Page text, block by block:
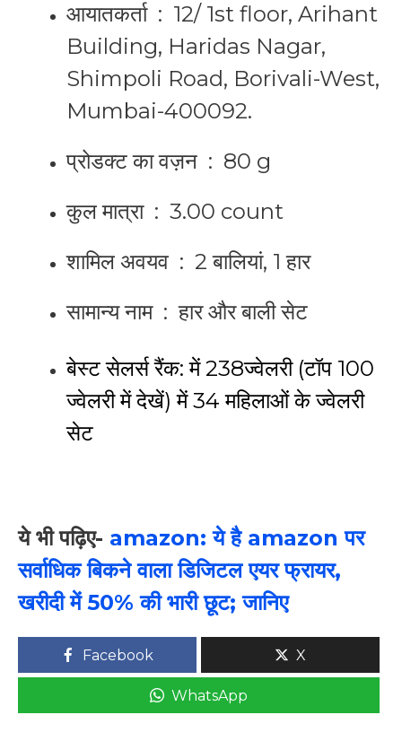
आयातकर्ता ‏ : ‎ 12/ 1st floor, Arihant
Building, Haridas Nagar,
Shimpoli Road, Borivali-West,
Mumbai-400092.
प्रोडक्ट का वज़न ‏ : ‎ 80 g
कुल मात्रा ‏ : ‎ 3.00 count
शामिल अवयव ‏ : ‎ 2 बालियां, 1 हार
सामान्य नाम ‏ : ‎हार और बाली सेट
बेस्ट सेलर्स रैंक:में 238ज्वेलरी (टॉप 100
ज्वेलरी में देखें)में 34महिलाओं के ज्वेलरी
सेट
ये भी पढ़िए- amazon: ये है amazon पर
सर्वाधिक बिकने वाला डिजिटल एयर फ्रायर,
खरीदी में 50% की भारी छूट; जानिए
Facebook X
WhatsApp